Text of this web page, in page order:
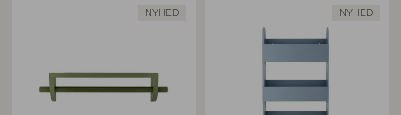
NYHED NYHED